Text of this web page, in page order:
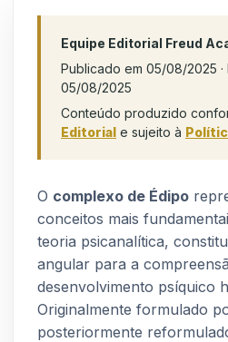
Equipe Editorial Freud
Publicado em 05/08/2025 ·
05/08/2025
Conteúdo produzido
Editorial e sujeito à
O complexo de Édipo
conceitos mais
teoria psicanalítica,
angular para a
desenvolvimento psíquico
Originalmente formulado
posteriormente